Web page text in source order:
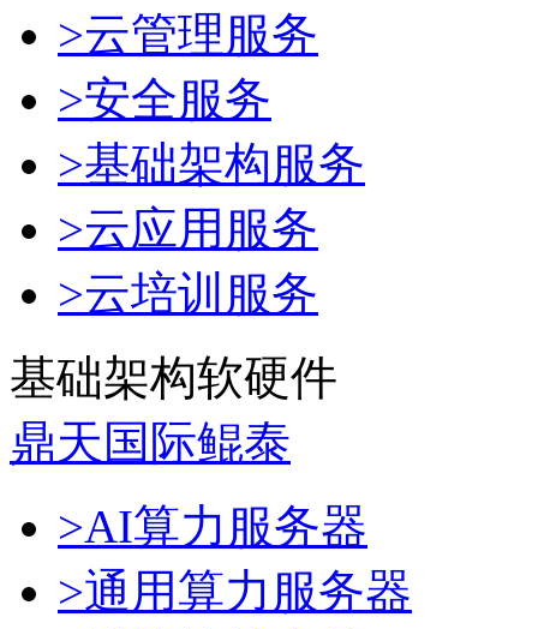
>云管理服务
>安全服务
>基础架构服务
>云应用服务
>云培训服务
基础架构软硬件
鼎天国际鲲泰
>AI算力服务器
>通用算力服务器